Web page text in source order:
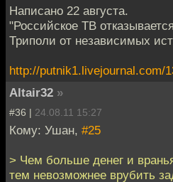
Написано 22 августа.
"Российское ТВ
Триполи от независимых
http://putnik1.livejournal.com/
Altair32 »
#36 | 24.08.11 15:27
Кому: Ушан, #25
> Чем больше денег и
тем невозможнее врубить